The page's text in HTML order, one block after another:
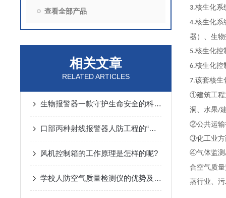
查看全部产品
相关文章
RELATED ARTICLES
生物报警器一款守护生命安全的科技哨兵
口部丙种射线报警器人防工程的“核生化”哨兵
风机控制箱的工作原理是怎样的呢?
学校人防空气质量检测仪的优势及监测方案
3.核生化系
4.核生化系
器）、生
5.核生化控
6.核生化控
7.该套核生
①建筑工程
洞、水果/
②公共运输
③化工业方
④气体监测
合空气质
蒸行业、